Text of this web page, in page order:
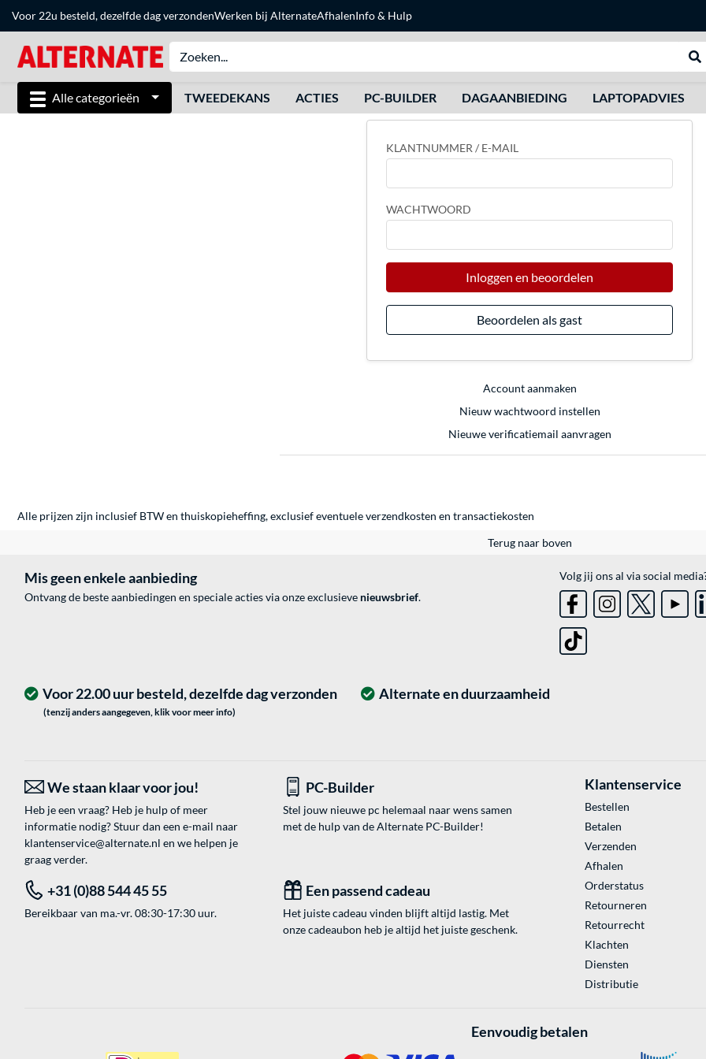
Voor 22u besteld, dezelfde dag verzondenWerken bij AlternateAfhalenInfo & Hulp
Alle categorieën TWEEDEKANS ACTIES PC-BUILDER DAGAANBIEDING LAPTOPADVIES
KLANTNUMMER / E-MAIL
WACHTWOORD
Inloggen en beoordelen
Beoordelen als gast
Account aanmaken
Nieuw wachtwoord instellen
Nieuwe verificatiemail aanvragen
Alle prijzen zijn inclusief BTW en thuiskopieheffing, exclusief eventueleverzendkosten en transactiekosten
Terug naar boven
Mis geen enkele aanbieding
Ontvang de beste aanbiedingen en speciale acties via onze exclusieve nieuwsbrief.
Volg jij ons al via social
Alternate en duurzaamheid
Voor 22.00 uur besteld, dezelfde dag verzonden
(tenzij anders aangegeven, klik voor meer info)
We staan klaar voor jou!
Heb je een vraag? Heb je hulp of meer
informatie nodig? Stuur dan een e-mail naar
klantenservice@alternate.nl en we helpen je
graag verder.
PC-Builder
Stel jouw nieuwe pc helemaal naar wens samen
met de hulp van de Alternate PC-Builder!
+31 (0)88 544 45 55
Bereikbaar van ma.-vr. 08:30-17:30 uur.
Een passend cadeau
Het juiste cadeau vinden blijft altijd lastig. Met
onze cadeaubon heb je altijd het juiste geschenk.
Klantenservice
Bestellen
Betalen
Verzenden
Afhalen
Orderstatus
Retourneren
Retourrecht
Klachten
Diensten
Distributie
Eenvoudig betalen